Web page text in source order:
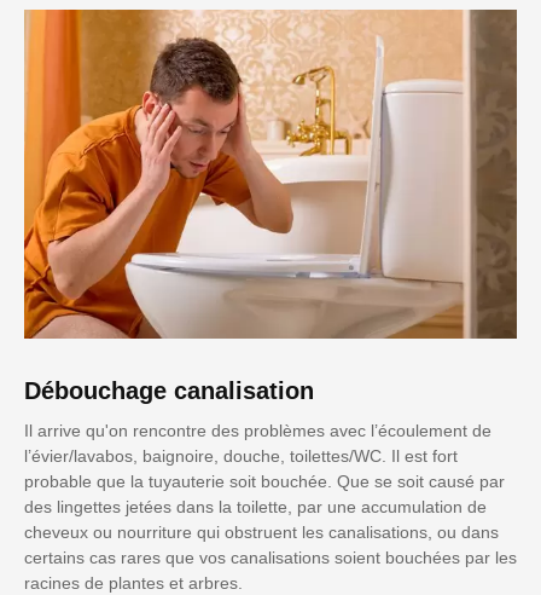
Débouchage canalisation
Il arrive qu'on rencontre des problèmes avec l’écoulement de
l’évier/lavabos, baignoire, douche, toilettes/WC. Il est fort
probable que la tuyauterie soit bouchée. Que se soit causé par
des lingettes jetées dans la toilette, par une accumulation de
cheveux ou nourriture qui obstruent les canalisations, ou dans
certains cas rares que vos canalisations soient bouchées par les
racines de plantes et arbres.